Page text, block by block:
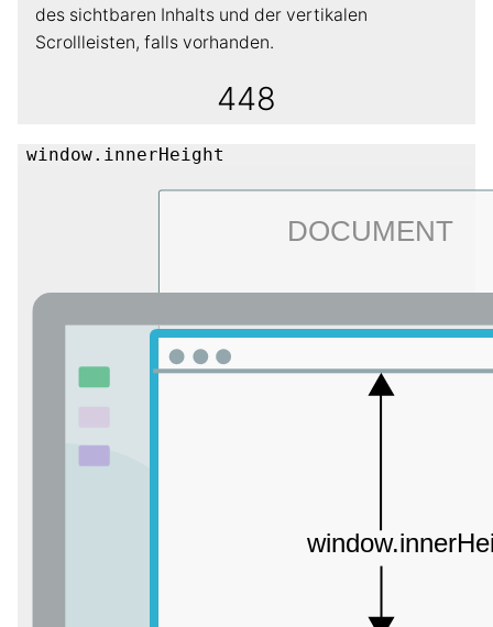
des sichtbaren Inhalts und der vertikalen
Scrollleisten, falls vorhanden.
448
window.innerHeight